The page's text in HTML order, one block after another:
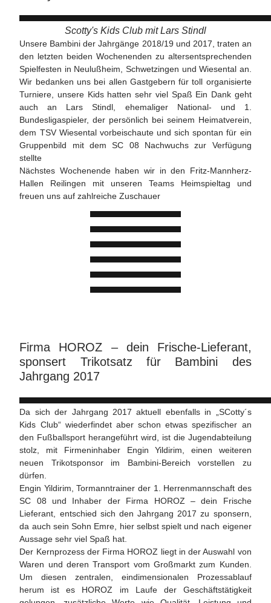
Scotty's Kids Club mit Lars Stindl
Unsere Bambini der Jahrgänge 2018/19 und 2017, traten an
den letzten beiden Wochenenden zu altersentsprechenden
Spielfesten in Neulußheim, Schwetzingen und Wiesental an.
Wir bedanken uns bei allen Gastgebern für toll organisierte
Turniere, unsere Kids hatten sehr viel Spaß Ein Dank geht
auch an Lars Stindl, ehemaliger National- und 1.
Bundesligaspieler, der persönlich bei seinem Heimatverein,
dem TSV Wiesental vorbeischaute und sich spontan für ein
Gruppenbild mit dem SC 08 Nachwuchs zur Verfügung
stellte
Nächstes Wochenende haben wir in den Fritz-Mannherz-
Hallen Reilingen mit unseren Teams Heimspieltag und
freuen uns auf zahlreiche Zuschauer
Firma HOROZ – dein Frische-Lieferant,
sponsert Trikotsatz für Bambini des
Jahrgang 2017
Da sich der Jahrgang 2017 aktuell ebenfalls in „SCotty´s
Kids Club“ wiederfindet aber schon etwas spezifischer an
den Fußballsport herangeführt wird, ist die Jugendabteilung
stolz, mit Firmeninhaber Engin Yildirim, einen weiteren
neuen Trikotsponsor im Bambini-Bereich vorstellen zu
dürfen.
Engin Yildirim, Tormanntrainer der 1. Herrenmannschaft des
SC 08 und Inhaber der Firma HOROZ – dein Frische
Lieferant, entschied sich den Jahrgang 2017 zu sponsern,
da auch sein Sohn Emre, hier selbst spielt und nach eigener
Aussage sehr viel Spaß hat.
Der Kernprozess der Firma HOROZ liegt in der Auswahl von
Waren und deren Transport vom Großmarkt zum Kunden.
Um diesen zentralen, eindimensionalen Prozessablauf
herum ist es HOROZ im Laufe der Geschäftstätigkeit